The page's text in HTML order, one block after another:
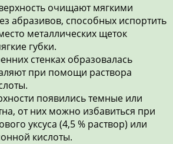
очищают мягкими
абразивов, способных испортить
металлических щеток
губки.
стенках образовалась
при помощи раствора
появились темные или
от них можно избавиться при
уксуса (4,5 % раствор) или
кислоты.